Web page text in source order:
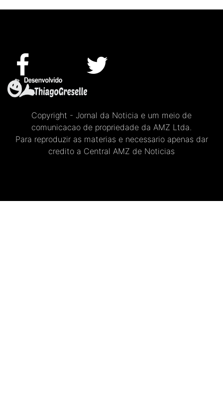
Copyright - Jornal da Noticia e um meio de
comunicacao de propriedade da AMZ Ltda.
Para reproduzir as materias e necessario apenas dar
credito a Central AMZ de Noticias